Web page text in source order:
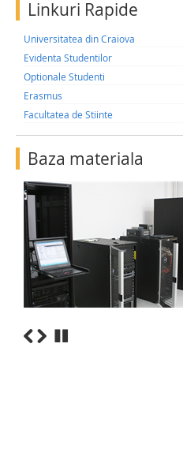
Linkuri Rapide
Universitatea din Craiova
Evidenta Studentilor
Optionale Studenti
Erasmus
Facultatea de Stiinte
Baza materiala